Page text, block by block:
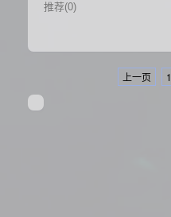
推荐(0)
上一页 1